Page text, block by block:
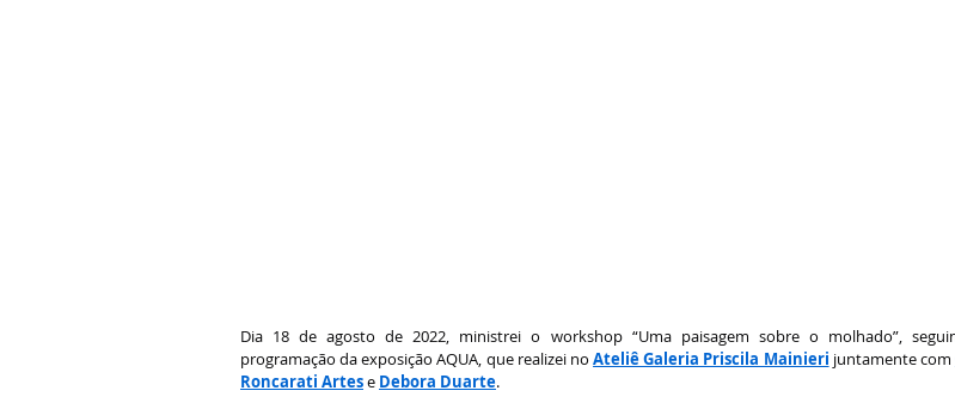
Dia 18 de agosto de 2022, ministrei o workshop “Uma paisagem sobre o molhado”,
programação da exposição AQUA, que realizei no Ateliê Galeria Priscila Mainieri juntamente com
Roncarati Artes e Debora Duarte.